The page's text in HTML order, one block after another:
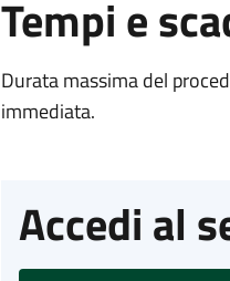
Tempi e
Durata massima del
immediata.
Accedi al